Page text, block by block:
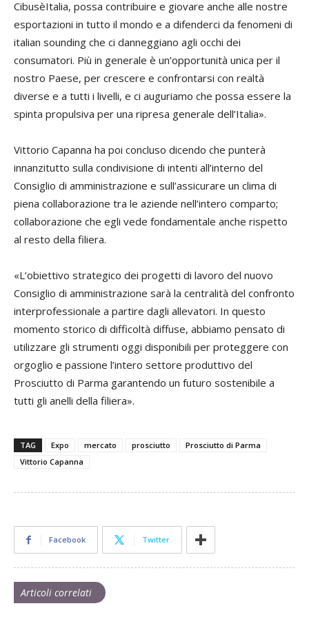
CibusèItalia, possa contribuire e giovare anche alle nostre
esportazioni in tutto il mondo e a difenderci da fenomeni di
italian sounding che ci danneggiano agli occhi dei
consumatori. Più in generale è un’opportunità unica per il
nostro Paese, per crescere e confrontarsi con realtà
diverse e a tutti i livelli, e ci auguriamo che possa essere la
spinta propulsiva per una ripresa generale dell’Italia».
Vittorio Capanna ha poi concluso dicendo che punterà
innanzitutto sulla condivisione di intenti all’interno del
Consiglio di amministrazione e sull’assicurare un clima di
piena collaborazione tra le aziende nell’intero comparto;
collaborazione che egli vede fondamentale anche rispetto
al resto della filiera.
«L’obiettivo strategico dei progetti di lavoro del nuovo
Consiglio di amministrazione sarà la centralità del confronto
interprofessionale a partire dagli allevatori. In questo
momento storico di difficoltà diffuse, abbiamo pensato di
utilizzare gli strumenti oggi disponibili per proteggere con
orgoglio e passione l’intero settore produttivo del
Prosciutto di Parma garantendo un futuro sostenibile a
tutti gli anelli della filiera».
TAG Expo mercato prosciutto
Prosciutto di Parma
Vittorio Capanna
Facebook Twitter
Articoli correlati